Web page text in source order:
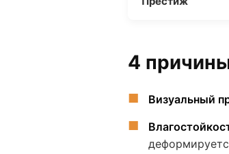
4
Визуальный